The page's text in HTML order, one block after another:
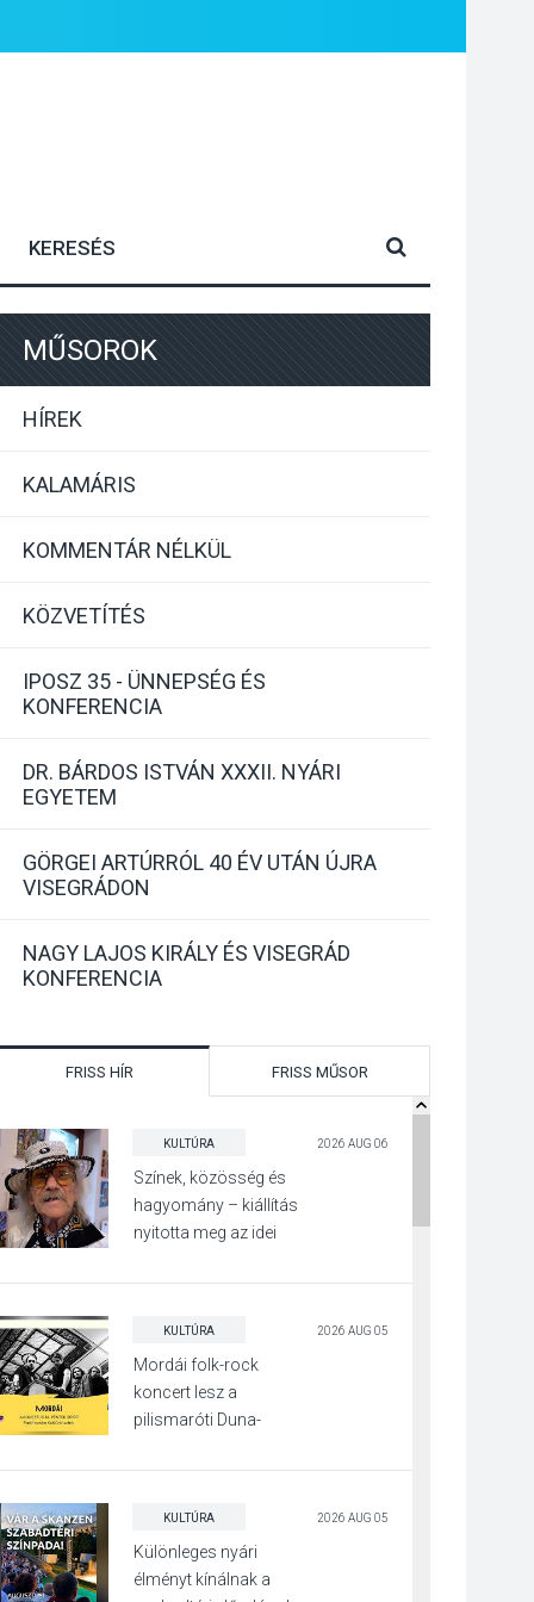
MŰSOROK
HÍREK
KALAMÁRIS
KOMMENTÁR NÉLKÜL
KÖZVETÍTÉS
IPOSZ 35 - ÜNNEPSÉG ÉS
KONFERENCIA
DR. BÁRDOS ISTVÁN XXXII. NYÁRI
EGYETEM
GÖRGEI ARTÚRRÓL 40 ÉV UTÁN ÚJRA
VISEGRÁDON
NAGY LAJOS KIRÁLY ÉS VISEGRÁD
KONFERENCIA
FRISS HÍR FRISS MŰSOR
KULTÚRA 2026 AUG 06
Színek, közösség és
hagyomány – kiállítás
nyitotta meg az idei
KULTÚRA 2026 AUG 05
Mordái folk-rock
koncert lesz a
pilismaróti Duna-
KULTÚRA 2026 AUG 05
Különleges nyári
élményt kínálnak a